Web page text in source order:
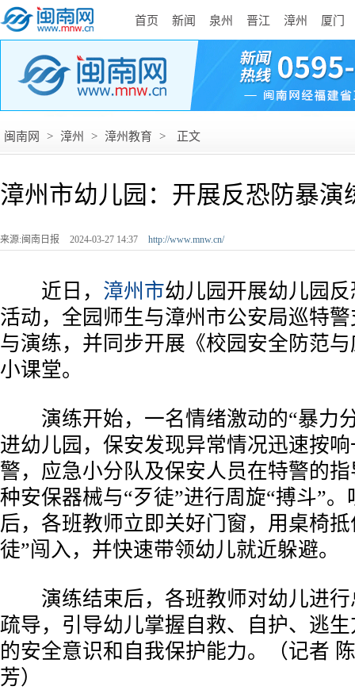
首页 新闻 泉州 晋江 漳州 厦门
闽南网 > 漳州 > 漳州教育 > 正文
漳州市幼儿园：开展反恐防暴演
来源:闽南日报 2024-03-27 14:37 http://www.mnw.cn/
近日， 漳州市幼儿园开展幼儿园
活动，全园师生与漳州市公安局巡特
与演练，并同步开展《校园安全防范
小课堂。
演练开始，一名情绪激动的“暴力
进幼儿园，保安发现异常情况迅速按
警，应急小分队及保安人员在特警的
种安保器械与“歹徒”进行周旋“搏斗”
后，各班教师立即关好门窗，用桌椅
徒”闯入，并快速带领幼儿就近躲避。
演练结束后，各班教师对幼儿进行
疏导，引导幼儿掌握自救、自护、逃
的安全意识和自我保护能力。（记者
芳）